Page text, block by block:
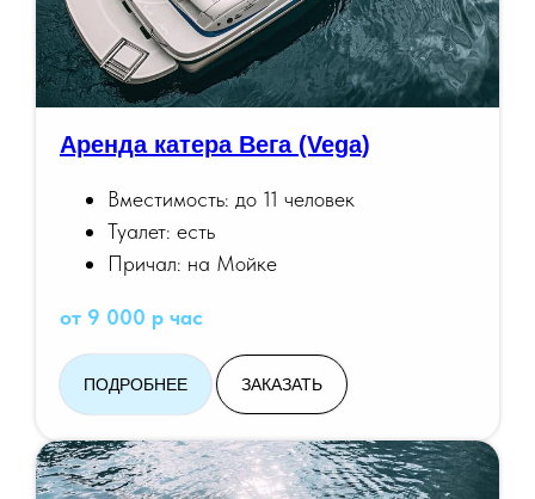
Аренда катера Вега (Vega)
Вместимость: до 11 человек
Туалет: есть
Причал: на Мойке
от 9 000 р час
ПОДРОБНЕЕ ЗАКАЗАТЬ